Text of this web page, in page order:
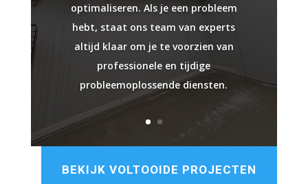
optimaliseren. Als je een probleem
hebt, staat ons team van experts
altijd klaar om je te voorzien van
professionele en tijdige
probleemoplossende diensten.
BEKIJK VOLTOOIDE PROJECTEN